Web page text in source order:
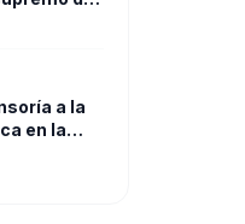
con el
Ejército.
a la
en la
del